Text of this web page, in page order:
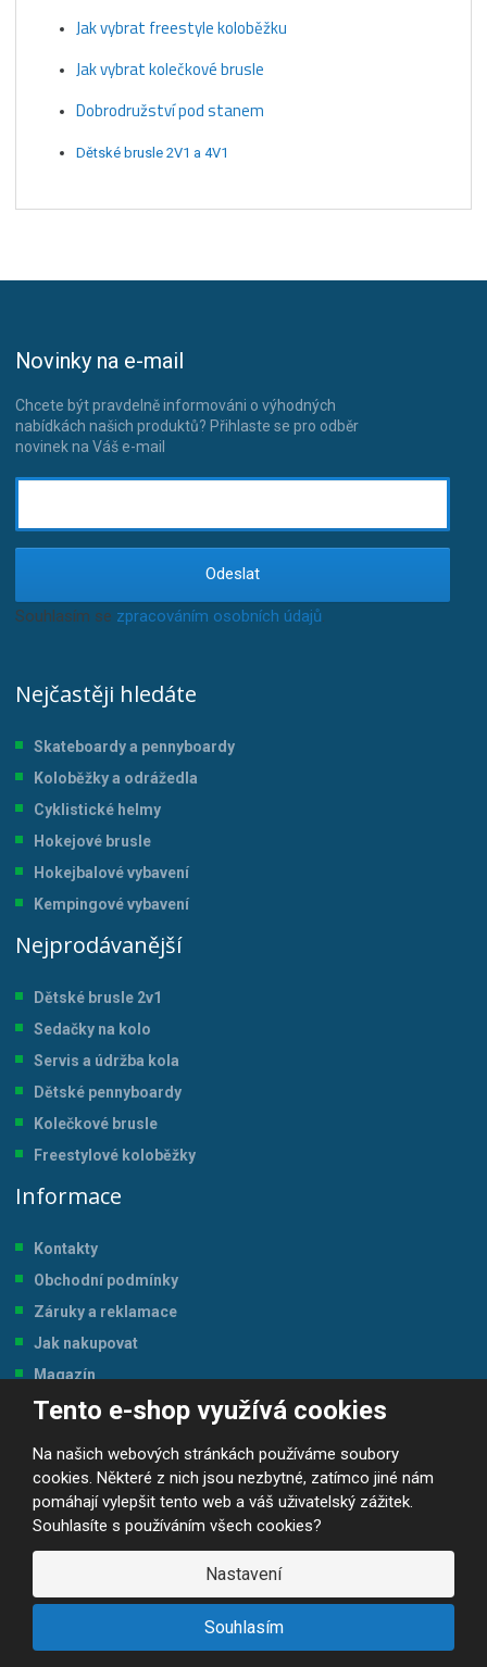
Tento e-shop využívá cookies
Na našich webových stránkách používáme soubory
cookies. Některé z nich jsou nezbytné, zatímco jiné nám
pomáhají vylepšit tento web a váš uživatelský zážitek.
Souhlasíte s používáním všech cookies?
Nastavení
Souhlasím
Jak vybrat freestyle koloběžku
Jak vybrat kolečkové brusle
Dobrodružství pod stanem
Dětské brusle 2V1 a 4V1
Novinky na e-mail
Chcete být pravdelně informováni o výhodných
nabídkách našich produktů? Přihlaste se pro odběr
novinek na Váš e-mail
Odeslat
Souhlasím se zpracováním osobních údajů
Nejčastěji hledáte
Skateboardy a pennyboardy
Koloběžky a odrážedla
Cyklistické helmy
Hokejové brusle
Hokejbalové vybavení
Kempingové vybavení
Nejprodávanější
Dětské brusle 2v1
Sedačky na kolo
Servis a údržba kola
Dětské pennyboardy
Kolečkové brusle
Freestylové koloběžky
Informace
Kontakty
Obchodní podmínky
Záruky a reklamace
Jak nakupovat
Magazín
Tabulka velikostí
© 2026, JP-SPORT.CZ SPORTOVNÍ POTŘEBY
Prohlášení o přístupnosti |Mapa stránek ||GDPR
VYROBILA
R